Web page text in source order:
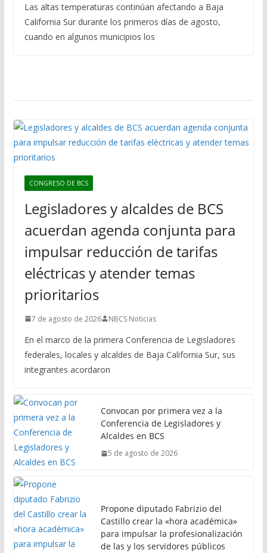
Las altas temperaturas continúan afectando a Baja
California Sur durante los primeros días de agosto,
cuando en algunos municipios los
CONGRESO DE BCS
Legisladores y alcaldes de BCS
acuerdan agenda conjunta para
impulsar reducción de tarifas
eléctricas y atender temas
prioritarios
7 de agosto de 2026 NBCS Noticias
En el marco de la primera Conferencia de Legisladores
federales, locales y alcaldes de Baja California Sur, sus
integrantes acordaron
Convocan por primera vez a la
Conferencia de Legisladores y
Alcaldes en BCS
5 de agosto de 2026
Propone diputado Fabrizio del
Castillo crear la «hora académica»
para impulsar la profesionalización
de las y los servidores públicos